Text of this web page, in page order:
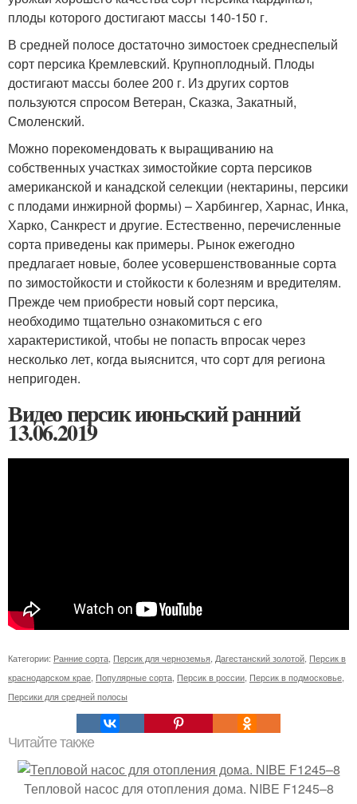
плоды которого достигают массы 140-150 г.
В средней полосе достаточно зимостоек среднеспелый
сорт персика Кремлевский. Крупноплодный. Плоды
достигают массы более 200 г. Из других сортов
пользуются спросом Ветеран, Сказка, Закатный,
Смоленский.
Можно порекомендовать к выращиванию на
собственных участках зимостойкие сорта персиков
американской и канадской селекции (нектарины, персики
с плодами инжирной формы) – Харбингер, Харнас, Инка,
Харко, Санкрест и другие. Естественно, перечисленные
сорта приведены как примеры. Рынок ежегодно
предлагает новые, более усовершенствованные сорта
по зимостойкости и стойкости к болезням и вредителям.
Прежде чем приобрести новый сорт персика,
необходимо тщательно ознакомиться с его
характеристикой, чтобы не попасть впросак через
несколько лет, когда выяснится, что сорт для региона
непригоден.
Видео персик июньский ранний
13.06.2019
Категории: Ранние сорта, Персик для черноземья, Дагестанский золотой, Персик в
краснодарском крае, Популярные сорта, Персик в россии, Персик в подмосковье,
Персики для средней полосы
Читайте также
Тепловой насос для отопления дома. NIBE F1245–8